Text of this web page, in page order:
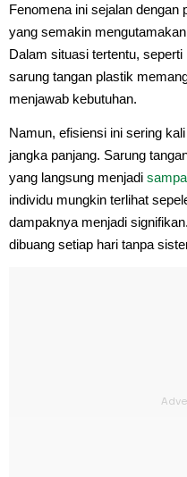
Fenomena ini sejalan
yang semakin
Dalam situasi tertentu,
sarung tangan plastik
menjawab kebutuhan.
Namun, efisiensi ini sering
jangka panjang. Sarung
yang langsung menjadi
individu mungkin terlihat
dampaknya menjadi
dibuang setiap hari tanpa